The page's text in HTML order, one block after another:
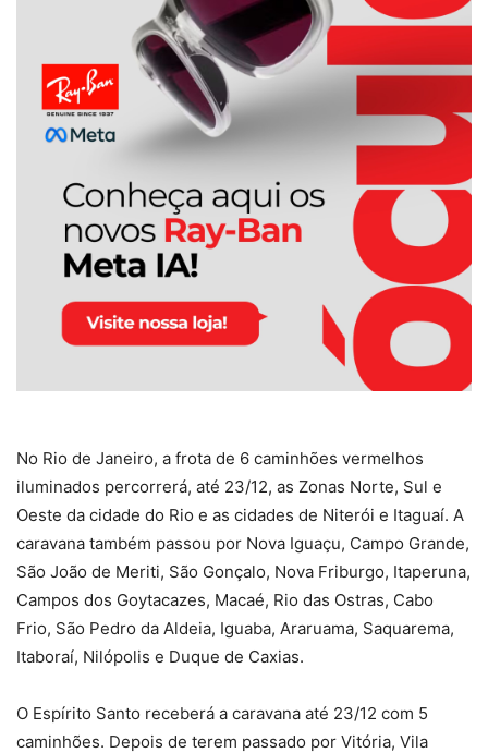
No Rio de Janeiro, a frota de 6 caminhões vermelhos
iluminados percorrerá, até 23/12, as Zonas Norte, Sul e
Oeste da cidade do Rio e as cidades de Niterói e Itaguaí. A
caravana também passou por Nova Iguaçu, Campo Grande,
São João de Meriti, São Gonçalo, Nova Friburgo, Itaperuna,
Campos dos Goytacazes, Macaé, Rio das Ostras, Cabo
Frio, São Pedro da Aldeia, Iguaba, Araruama, Saquarema,
Itaboraí, Nilópolis e Duque de Caxias.
O Espírito Santo receberá a caravana até 23/12 com 5
caminhões. Depois de terem passado por Vitória, Vila